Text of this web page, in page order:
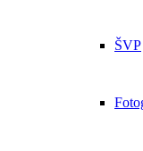
ŠVP